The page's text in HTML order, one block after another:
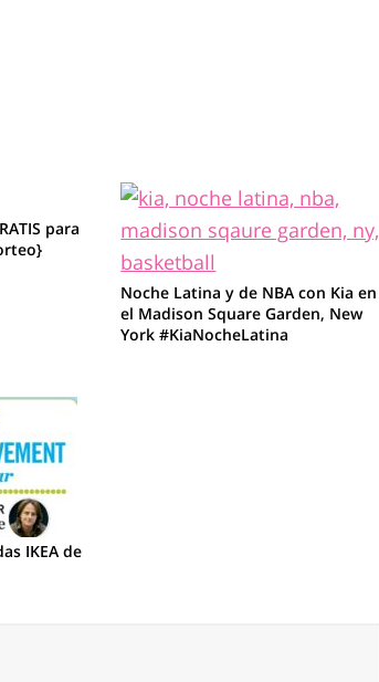
para
Noche Latina y de NBA con Kia en
el Madison Square Garden, New
York #KiaNocheLatina
IKEA de